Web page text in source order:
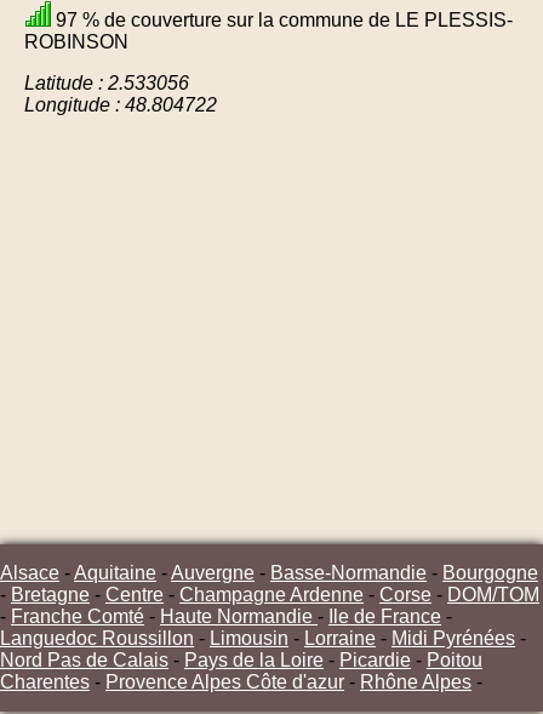
97 % de couverture sur la commune de LE PLESSIS-
ROBINSON
Latitude : 2.533056
Longitude : 48.804722
Alsace -Aquitaine -Auvergne - Basse-Normandie - Bourgogne
- Bretagne - Centre - Champagne Ardenne - Corse - DOM/TOM
- Franche Comté - Haute Normandie - Ile de France -
Languedoc Roussillon - Limousin - Lorraine - Midi Pyrénées -
Nord Pas de Calais - Pays de la Loire - Picardie - Poitou
Charentes - Provence Alpes Côte d'azur - Rhône Alpes -